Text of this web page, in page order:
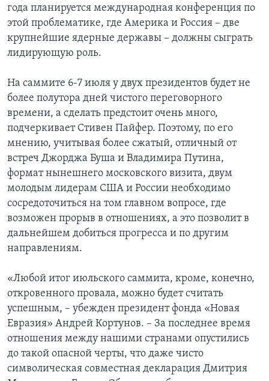
года планируется международная конференция по
этой проблематике, где Америка и Россия – две
крупнейшие ядерные державы – должны сыграть
лидирующую роль.
На саммите 6-7 июля у двух президентов будет не
более полутора дней чистого переговорного
времени, а сделать предстоит очень много,
подчеркивает Стивен Пайфер. Поэтому, по его
мнению, учитывая более сжатый, отличный от
встреч Джорджа Буша и Владимира Путина,
формат нынешнего московского визита, двум
молодым лидерам США и России необходимо
сосредоточиться на том главном вопросе, где
возможен прорыв в отношениях, а это позволит в
дальнейшем добиться прогресса и по другим
направлениям.
«Любой итог июльского саммита, кроме, конечно,
откровенного провала, можно будет считать
успешным, – убежден президент фонда «Новая
Евразия» Андрей Кортунов. – За последнее время
отношения между нашими странами опустились
до такой опасной черты, что даже чисто
символическая совместная декларация Дмитрия